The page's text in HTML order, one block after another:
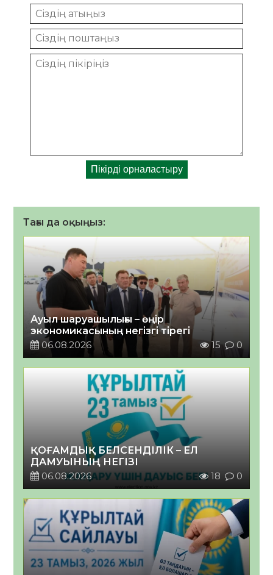
Тағы да оқыңыз:
Ауыл шаруашылығы – өңір
экономикасының негізгі тірегі
06.08.2026
15 0
ҚОҒАМДЫҚ БЕЛСЕНДІЛІК – ЕЛ
ДАМУЫНЫҢ НЕГІЗІ
06.08.2026
18 0